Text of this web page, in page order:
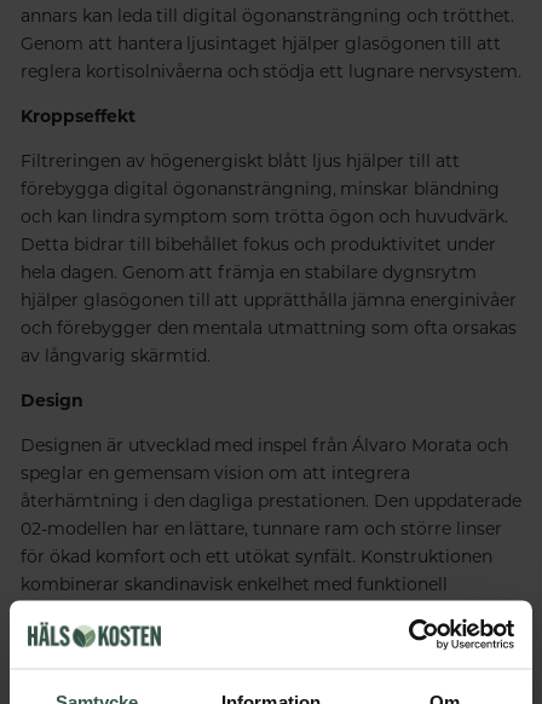
annars kan leda till digital ögonansträngning och trötthet.
Genom att hantera ljusintaget hjälper glasögonen till att
reglera kortisolnivåerna och stödja ett lugnare nervsystem.
Kroppseffekt
Filtreringen av högenergiskt blått ljus hjälper till att
förebygga digital ögonansträngning, minskar bländning
och kan lindra symptom som trötta ögon och huvudvärk.
Detta bidrar till bibehållet fokus och produktivitet under
hela dagen. Genom att främja en stabilare dygnsrytm
hjälper glasögonen till att upprätthålla jämna energinivåer
och förebygger den mentala utmattning som ofta orsakas
av långvarig skärmtid.
Design
Designen är utvecklad med inspel från Álvaro Morata och
speglar en gemensam vision om att integrera
återhämtning i den dagliga prestationen. Den uppdaterade
02-modellen har en lättare, tunnare ram och större linser
för ökad komfort och ett utökat synfält. Konstruktionen
kombinerar skandinavisk enkelhet med funktionell
balans och långsiktigt välmående.